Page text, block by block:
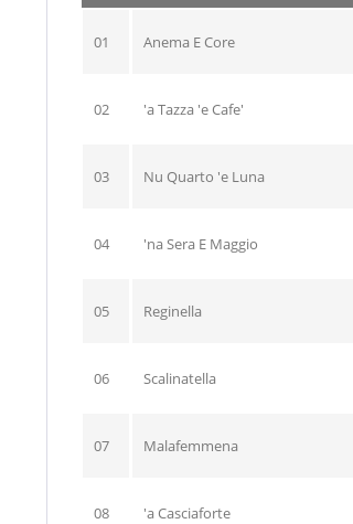
01 Anema E Core
02 'a Tazza 'e Cafe'
03 Nu Quarto 'e Luna
04 'na Sera E Maggio
05 Reginella
06 Scalinatella
07 Malafemmena
08 'a Casciaforte